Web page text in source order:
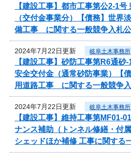
【建設工事】都市工事第公2-1
（交付金事業分）【債務】世
備工事 に関する一般競争入札
2024年7月22日更新 岐阜土木事務所
【建設工事】砂防工事第R6通
安全交付金（通常砂防事業）【
用道路工事 に関する一般競争
2024年7月22日更新 岐阜土木事務所
【建設工事】維持工事第MF01-
ナンス補助（トンネル修繕・付
シェッドほか補修 工事に関する